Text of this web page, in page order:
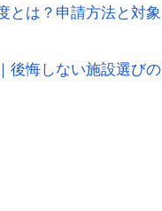
とは？申請方法と対象
後悔しない施設選びの